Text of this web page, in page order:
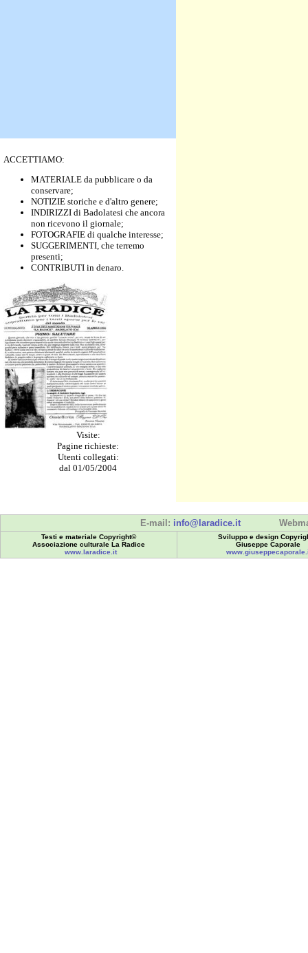
ACCETTIAMO:
MATERIALE da pubblicare o da
conservare;
NOTIZIE storiche e d'altro genere;
INDIRIZZI di Badolatesi che ancora
non ricevono il giornale;
FOTOGRAFIE di qualche interesse;
SUGGERIMENTI, che terremo
presenti;
CONTRIBUTI in denaro.
Visite:
Pagine richieste:
Utenti collegati:
dal 01/05/2004
E-mail: info@laradice.it
Testi e materiale Copyright©
Associazione culturale La Radice
www.laradice.it
Sviluppo e design
Giuseppe Caporale